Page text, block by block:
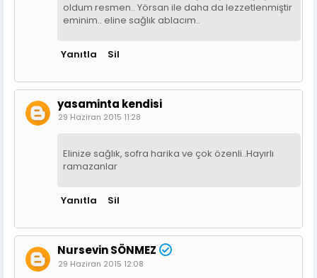
oldum resmen.. Yörsan ile daha da lezzetlenmiştir
eminim.. eline sağlık ablacım..
Yanıtla Sil
yasaminta kendisi
29 Haziran 2015 11:28
Elinize sağlık, sofra harika ve çok özenli..Hayırlı
ramazanlar
Yanıtla Sil
Nursevin SÖNMEZ
29 Haziran 2015 12:08